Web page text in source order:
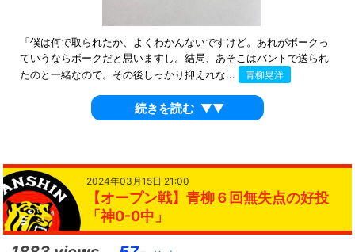
「僕は何で取られたか、よくわかんないですけど。あれがボークっ
ていうならボークだと思いますし。結局、あそこはバントで送られ
たのと一緒なので。その後しっかり抑えれな...
青柳晃洋
続きを読む ▼▼
2024年03月15日 21:00
【オープン戦】青柳６回無失点の好投
「神0-0中」